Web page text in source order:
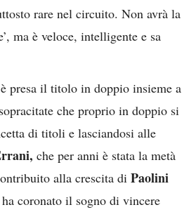
rare nel circuito. Non avrà la
ma è veloce, intelligente e sa
presa il titolo in doppio insieme a
che proprio in doppio si
di titoli e lasciandosi alle
che per anni è stata la metà
alla crescita di Paolini
coronato il sogno di vincere